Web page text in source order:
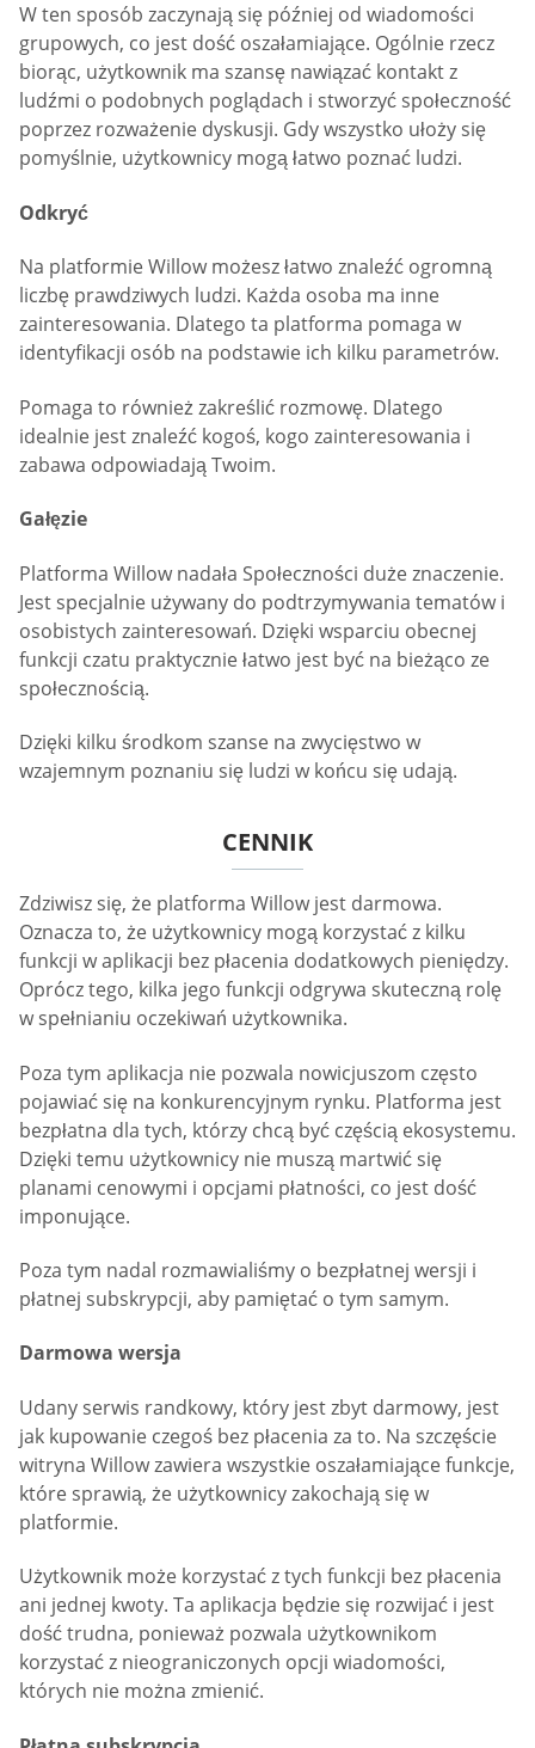
W ten sposób zaczynają się później od wiadomości
grupowych, co jest dość oszałamiające. Ogólnie rzecz
biorąc, użytkownik ma szansę nawiązać kontakt z
ludźmi o podobnych poglądach i stworzyć społeczność
poprzez rozważenie dyskusji. Gdy wszystko ułoży się
pomyślnie, użytkownicy mogą łatwo poznać ludzi.
Odkryć
Na platformie Willow możesz łatwo znaleźć ogromną
liczbę prawdziwych ludzi. Każda osoba ma inne
zainteresowania. Dlatego ta platforma pomaga w
identyfikacji osób na podstawie ich kilku parametrów.
Pomaga to również zakreślić rozmowę. Dlatego
idealnie jest znaleźć kogoś, kogo zainteresowania i
zabawa odpowiadają Twoim.
Gałęzie
Platforma Willow nadała Społeczności duże znaczenie.
Jest specjalnie używany do podtrzymywania tematów i
osobistych zainteresowań. Dzięki wsparciu obecnej
funkcji czatu praktycznie łatwo jest być na bieżąco ze
społecznością.
Dzięki kilku środkom szanse na zwycięstwo w
wzajemnym poznaniu się ludzi w końcu się udają.
CENNIK
Zdziwisz się, że platforma Willow jest darmowa.
Oznacza to, że użytkownicy mogą korzystać z kilku
funkcji w aplikacji bez płacenia dodatkowych pieniędzy.
Oprócz tego, kilka jego funkcji odgrywa skuteczną rolę
w spełnianiu oczekiwań użytkownika.
Poza tym aplikacja nie pozwala nowicjuszom często
pojawiać się na konkurencyjnym rynku. Platforma jest
bezpłatna dla tych, którzy chcą być częścią ekosystemu.
Dzięki temu użytkownicy nie muszą martwić się
planami cenowymi i opcjami płatności, co jest dość
imponujące.
Poza tym nadal rozmawialiśmy o bezpłatnej wersji i
płatnej subskrypcji, aby pamiętać o tym samym.
Darmowa wersja
Udany serwis randkowy, który jest zbyt darmowy, jest
jak kupowanie czegoś bez płacenia za to. Na szczęście
witryna Willow zawiera wszystkie oszałamiające funkcje,
które sprawią, że użytkownicy zakochają się w
platformie.
Użytkownik może korzystać z tych funkcji bez płacenia
ani jednej kwoty. Ta aplikacja będzie się rozwijać i jest
dość trudna, ponieważ pozwala użytkownikom
korzystać z nieograniczonych opcji wiadomości,
których nie można zmienić.